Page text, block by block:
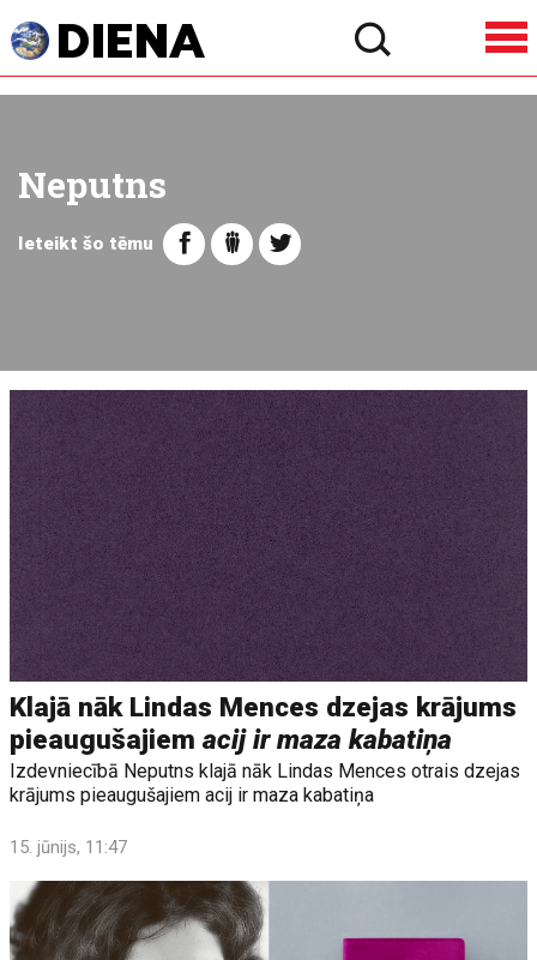
Neputns
Ieteikt šo tēmu
Klajā nāk Lindas Mences dzejas krājums
pieaugušajiemacij ir maza kabatiņa
Izdevniecībā Neputns klajā nāk Lindas Mences otrais dzejas
krājums pieaugušajiem acij ir maza kabatiņa
15. jūnijs, 11:47